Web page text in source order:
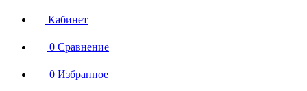
Кабинет
0 Сравнение
0 Избранное